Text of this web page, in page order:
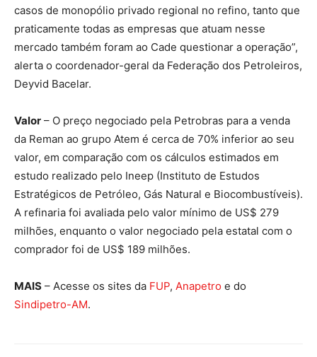
casos de monopólio privado regional no refino, tanto que
praticamente todas as empresas que atuam nesse
mercado também foram ao Cade questionar a operação”,
alerta o coordenador-geral da Federação dos Petroleiros,
Deyvid Bacelar.
Valor – O preço negociado pela Petrobras para a venda
da Reman ao grupo Atem é cerca de 70% inferior ao seu
valor, em comparação com os cálculos estimados em
estudo realizado pelo Ineep (Instituto de Estudos
Estratégicos de Petróleo, Gás Natural e Biocombustíveis).
A refinaria foi avaliada pelo valor mínimo de US$ 279
milhões, enquanto o valor negociado pela estatal com o
comprador foi de US$ 189 milhões.
MAIS – Acesse os sites da FUP, Anapetro e do
Sindipetro-AM.